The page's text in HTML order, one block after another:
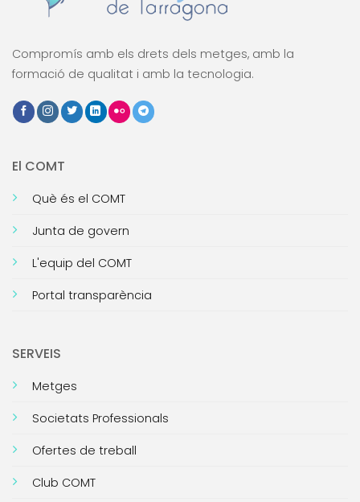
Compromís amb els drets dels metges, amb la
formació de qualitat i amb la tecnologia.
El COMT
Què és el COMT
Junta de govern
L'equip del COMT
Portal transparència
SERVEIS
Metges
Societats Professionals
Ofertes de treball
Club COMT